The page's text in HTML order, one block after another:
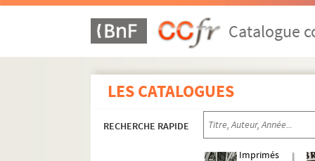
Catalogue
LES CATALOGUES
RECHERCHE RAPIDE
Imprimés